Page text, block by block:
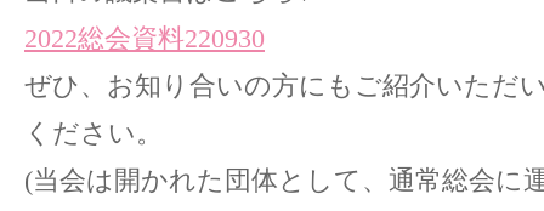
2022総会資料220930
ぜひ、お知り合いの方にもご紹介いただ
ください。
(当会は開かれた団体として、通常総会に